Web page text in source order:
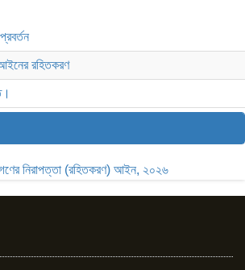
রহিতকরণ
নিরাপত্তা (রহিতকরণ) আইন, ২০২৬